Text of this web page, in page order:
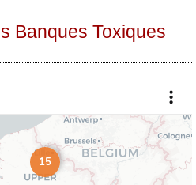
Banques Toxiques